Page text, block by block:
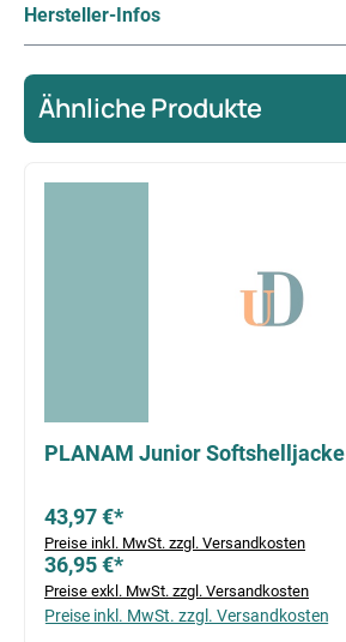
Hersteller-Infos
Ähnliche Produkte
PLANAM Junior Softshelljacke
43,97 €*
Preise inkl. MwSt. zzgl. Versandkosten
36,95 €*
Preise exkl. MwSt. zzgl. Versandkosten
Preise inkl. MwSt. zzgl. Versandkosten